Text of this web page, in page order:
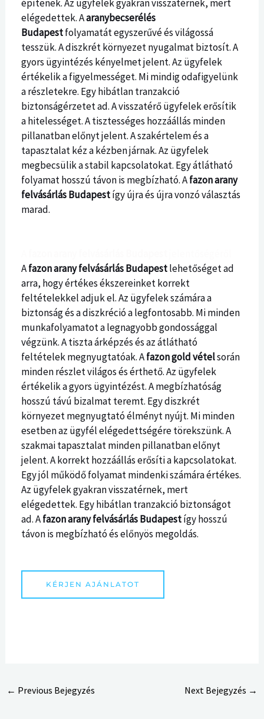
építenek. Az ügyfelek gyakran visszatérnek, mert
elégedettek. Aaranybecserélés
Budapestfolyamatát egyszerűvé és világossá
tesszük. A diszkrét környezet nyugalmat biztosít. A
gyors ügyintézés kényelmet jelent. Az ügyfelek
értékelik a figyelmességet. Mi mindig odafigyelünk
a részletekre. Egy hibátlan tranzakció
biztonságérzetet ad. A visszatérő ügyfelek erősítik
a hitelességet. A tisztességes hozzáállás minden
pillanatban előnyt jelent. A szakértelem és a
tapasztalat kéz a kézben járnak. Az ügyfelek
megbecsülik a stabil kapcsolatokat. Egy átlátható
folyamat hosszú távon is megbízható. Afazon arany
felvásárlás Budapestígy újra és újra vonzó választás
marad.
Afazon arany felvásárlás Budapestlehetőséget ad
arra, hogy értékes ékszereinket korrekt
feltételekkel adjuk el. Az ügyfelek számára a
biztonság és a diszkréció a legfontosabb. Mi minden
munkafolyamatot a legnagyobb gondossággal
végzünk. A tiszta árképzés és az átlátható
feltételek megnyugtatóak. Afazon gold vételsorán
minden részlet világos és érthető. Az ügyfelek
értékelik a gyors ügyintézést. A megbízhatóság
hosszú távú bizalmat teremt. Egy diszkrét
környezet megnyugtató élményt nyújt. Mi minden
esetben az ügyfél elégedettségére törekszünk. A
szakmai tapasztalat minden pillanatban előnyt
jelent. A korrekt hozzáállás erősíti a kapcsolatokat.
Egy jól működő folyamat mindenki számára értékes.
Az ügyfelek gyakran visszatérnek, mert
elégedettek. Egy hibátlan tranzakció biztonságot
ad. Afazon arany felvásárlás Budapestígy hosszú
távon is megbízható és előnyös megoldás.
KÉRJEN AJÁNLATOT
← Previous Bejegyzés Next Bejegyzés →